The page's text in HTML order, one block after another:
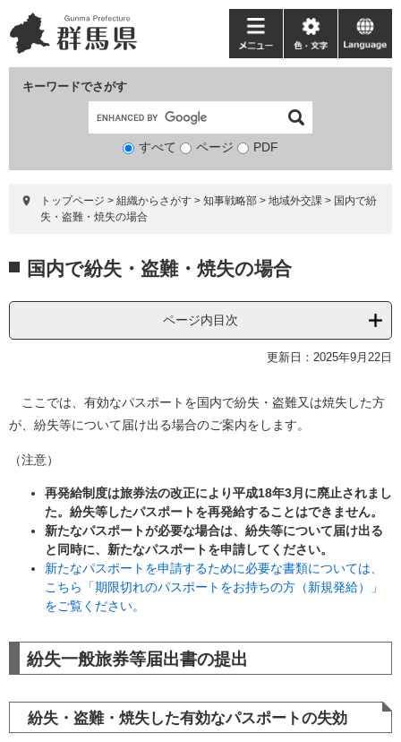
ー
ジ
ニ
ュ
て
キーワードでさがす
検
象
すべて ページ PDF
メ
ニ
ー
色・
文
language
トップページ > 組織からさがす > 知事戦略部 > 地域外交課 > 国内で紛
失・盗難・焼失の場合
文
国内で紛失・盗難・焼失の場合
ページ内目次
更新日：2025年9月22日
ここでは、有効なパスポートを国内で紛失・盗難又は焼失した方
が、紛失等について届け出る場合のご案内をします。
（注意）
再発給制度は旅券法の改正により平成18年3月に廃止されまし
た。紛失等したパスポートを再発給することはできません。
新たなパスポートが必要な場合は、紛失等について届け出る
と同時に、新たなパスポートを申請してください。
新たなパスポートを申請するために必要な書類については、
こちら「期限切れのパスポートをお持ちの方（新規発給）」
をご覧ください。
紛失一般旅券等届出書の提出
紛失・盗難・焼失した有効なパスポートの失効